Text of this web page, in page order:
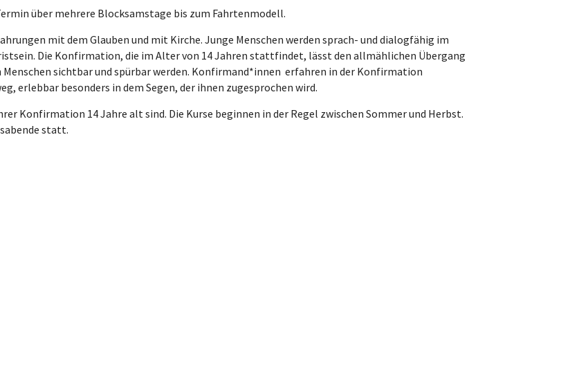
über mehrere Blocksamstage bis zum Fahrtenmodell.
mit dem Glauben und mit Kirche. Junge Menschen werden sprach- und dialogfähig im
Die Konfirmation, die im Alter von 14 Jahren stattfindet, lässt den allmählichen Übergang
sichtbar und spürbar werden. Konfirmand*innen erfahren in der Konfirmation
erlebbar besonders in dem Segen, der ihnen zugesprochen wird.
Konfirmation 14 Jahre alt sind. Die Kurse beginnen in der Regel zwischen Sommer und Herbst.
statt.